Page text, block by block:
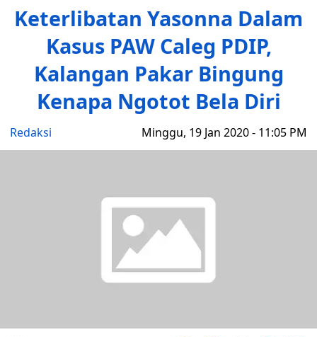
Keterlibatan Yasonna Dalam
Kasus PAW Caleg PDIP,
Kalangan Pakar Bingung
Kenapa Ngotot Bela Diri
Redaksi Minggu, 19 Jan 2020 - 11:05 PM